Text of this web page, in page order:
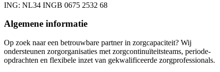
ING: NL34 INGB 0675 2532 68
Algemene informatie
Op zoek naar een betrouwbare partner in zorgcapaciteit? Wij
ondersteunen zorgorganisaties met zorgcontinuïteitsteams, periode-
opdrachten en flexibele inzet van gekwalificeerde zorgprofessionals.